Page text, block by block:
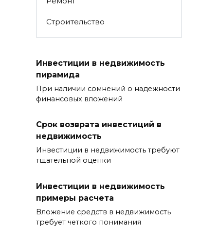
Строительство
Инвестиции в недвижимость
пирамида
При наличии сомнений о надежности
финансовых вложений
Срок возврата инвестиций в
недвижимость
Инвестиции в недвижимость требуют
тщательной оценки
Инвестиции в недвижимость
примеры расчета
Вложение средств в недвижимость
требует четкого понимания